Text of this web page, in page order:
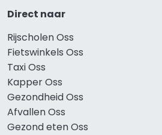
Direct naar
Rijscholen Oss
Fietswinkels Oss
Taxi Oss
Kapper Oss
Gezondheid Oss
Afvallen Oss
Gezond eten Oss